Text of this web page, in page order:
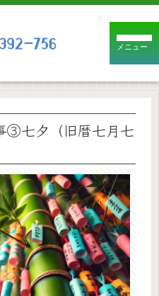
メニュー
③七夕（旧暦七月七